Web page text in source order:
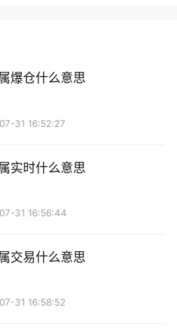
仓位。简单来说，就是在进
场波动较大，价格的涨跌可
及时锁定收益，减少因市场波
济数据和市场情绪等。投资者
地调整自己的投资策略，适
爆仓什么意思
31 16:52:27
实时什么意思
31 16:56:44
交易什么意思
31 16:58:52